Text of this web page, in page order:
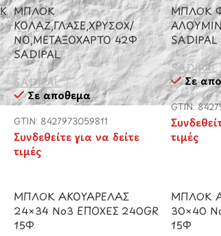
ΜΠΛΟΚ
ΚΟΛΑΖ,ΓΛΑΣΕ,ΧΡΥΣΟΧ/
ΝΟ,ΜΕΤΑΞΟΧΑΡΤΟ 42Φ
SADIPAL
SADIPAL
Σε απόθεμα
GTIN: 8427973059811
Συνδεθείτε για να δείτε
τιμές
ΜΠΛΟΚ
SADIPAL
SADIPAL
Σε
GTIN:
τιμές
ΜΠΛΟΚ ΑΚΟΥΑΡΕΛΑΣ
24×34 Νο3 ΕΠΟΧΕΣ 240GR
15Φ
ΜΠΛΟΚ
30×40
15Φ